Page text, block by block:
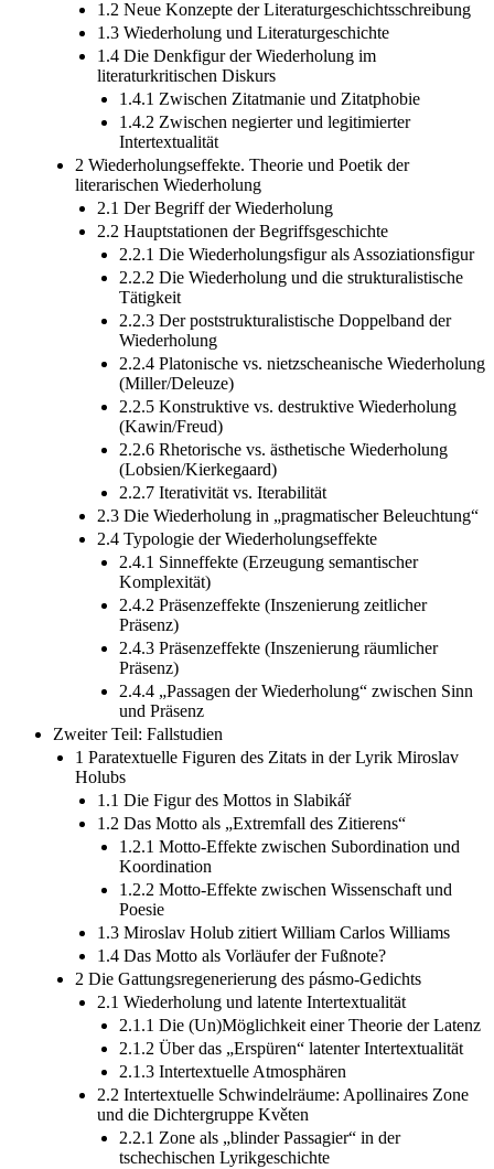
1.2 Neue Konzepte der Literaturgeschichtsschreibung
1.3 Wiederholung und Literaturgeschichte
1.4 Die Denkfigur der Wiederholung im
literaturkritischen Diskurs
1.4.1 Zwischen Zitatmanie und Zitatphobie
1.4.2 Zwischen negierter und legitimierter
Intertextualität
2 Wiederholungseffekte. Theorie und Poetik der
literarischen Wiederholung
2.1 Der Begriff der Wiederholung
2.2 Hauptstationen der Begriffsgeschichte
2.2.1 Die Wiederholungsfigur als Assoziationsfigur
2.2.2 Die Wiederholung und die strukturalistische
Tätigkeit
2.2.3 Der poststrukturalistische Doppelband der
Wiederholung
2.2.4 Platonische vs. nietzscheanische Wiederholung
(Miller/Deleuze)
2.2.5 Konstruktive vs. destruktive Wiederholung
(Kawin/Freud)
2.2.6 Rhetorische vs. ästhetische Wiederholung
(Lobsien/Kierkegaard)
2.2.7 Iterativität vs. Iterabilität
2.3 Die Wiederholung in „pragmatischer Beleuchtung“
2.4 Typologie der Wiederholungseffekte
2.4.1 Sinneffekte (Erzeugung semantischer
Komplexität)
2.4.2 Präsenzeffekte (Inszenierung zeitlicher
Präsenz)
2.4.3 Präsenzeffekte (Inszenierung räumlicher
Präsenz)
2.4.4 „Passagen der Wiederholung“ zwischen Sinn
und Präsenz
Zweiter Teil: Fallstudien
1 Paratextuelle Figuren des Zitats in der Lyrik Miroslav
Holubs
1.1 Die Figur des Mottos in Slabikář
1.2 Das Motto als „Extremfall des Zitierens“
1.2.1 Motto-Effekte zwischen Subordination und
Koordination
1.2.2 Motto-Effekte zwischen Wissenschaft und
Poesie
1.3 Miroslav Holub zitiert William Carlos Williams
1.4 Das Motto als Vorläufer der Fußnote?
2 Die Gattungsregenerierung des pásmo-Gedichts
2.1 Wiederholung und latente Intertextualität
2.1.1 Die (Un)Möglichkeit einer Theorie der Latenz
2.1.2 Über das „Erspüren“ latenter Intertextualität
2.1.3 Intertextuelle Atmosphären
2.2 Intertextuelle Schwindelräume: Apollinaires Zone
und die Dichtergruppe Květen
2.2.1 Zone als „blinder Passagier“ in der
tschechischen Lyrikgeschichte